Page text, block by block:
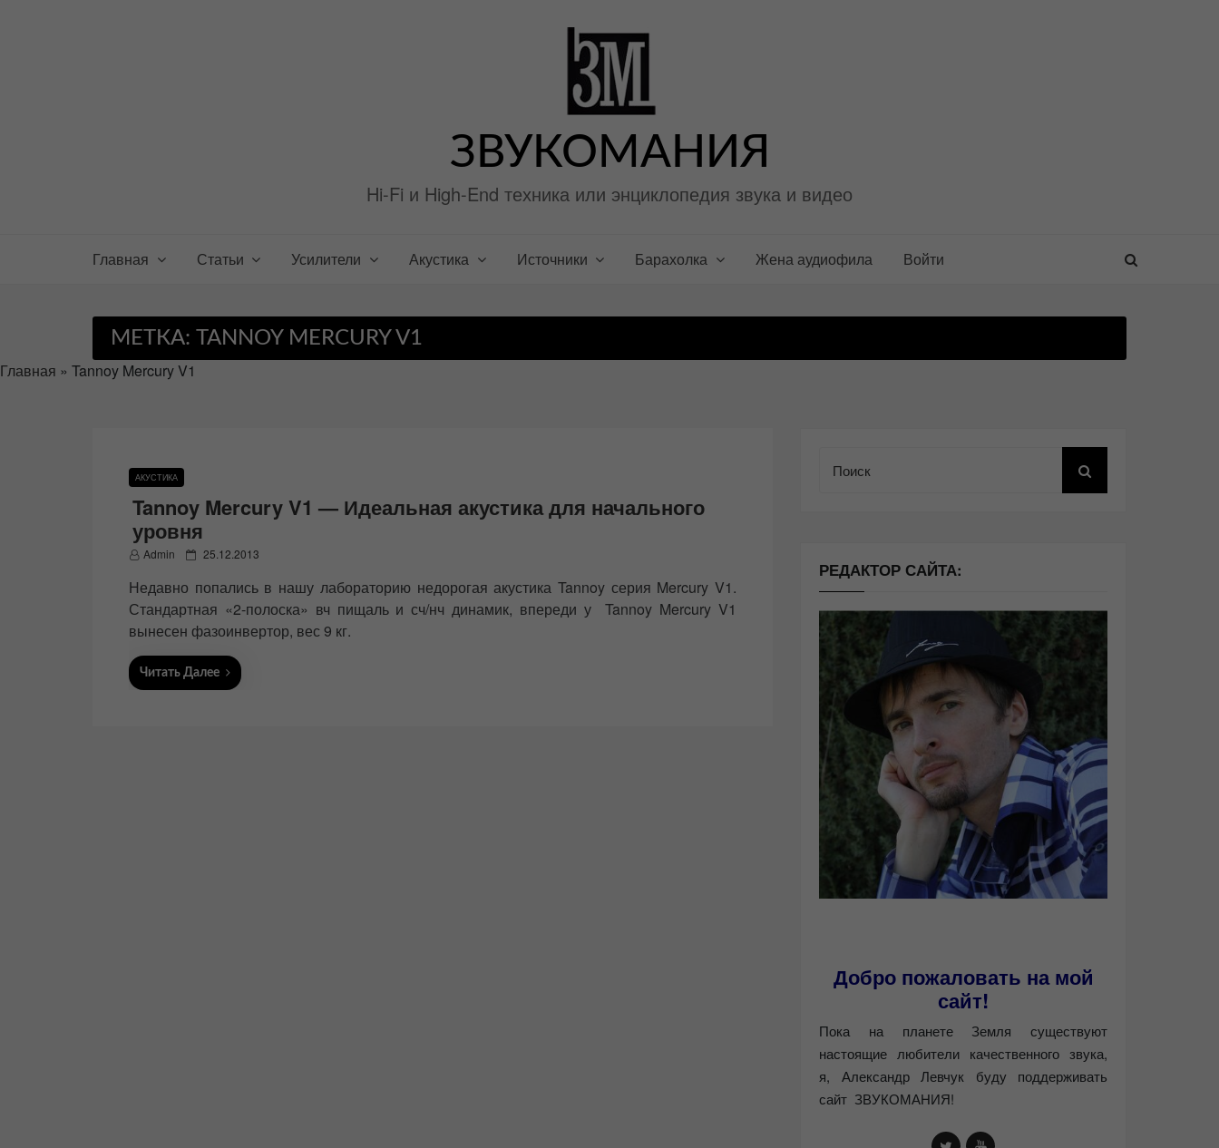
ЗВУКОМАНИЯ
Hi-Fi и High-End техника или энциклопедия звука и видео
Главная Статьи Усилители Акустика Источники Барахолка Жена аудиофила Войти
МЕТКА: TANNOY MERCURY V1
Главная » Tannoy Mercury V1
АКУСТИКА
Tannoy Mercury V1 — Идеальная акустика для начального
уровня
Admin
P
s
e
d
n
25.12.2013
Недавно попались в нашу лабораторию недорогая акустика Tannoy серия Mercury V1.
Стандартная «2-полоска» вч пищаль и сч/нч динамик, впереди у Tannoy Mercury V1
вынесен фазоинвертор, вес 9 кг.
Читать Далее
РЕДАКТОР САЙТА:
Добро пожаловать на мой
сайт!
Пока на планете Земля существуют
настоящие любители качественного звука,
я, Александр Левчук буду поддерживать
сайт ЗВУКОМАНИЯ!